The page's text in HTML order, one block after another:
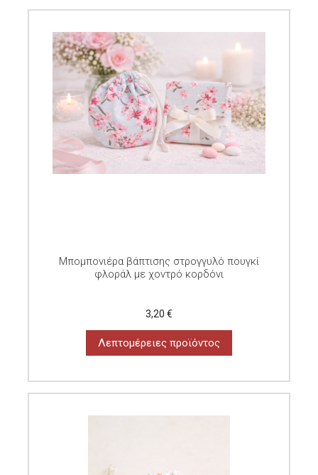
Μπομπονιέρα βάπτισης στρογγυλό πουγκί
φλοράλ με χοντρό κορδόνι
3,20 €
Λεπτομέρειες προϊόντος